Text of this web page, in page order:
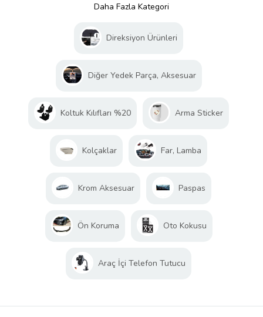
Daha Fazla Kategori
Direksiyon Ürünleri
Diğer Yedek Parça, Aksesuar
Koltuk Kılıfları %20 Arma Sticker
Kolçaklar Far, Lamba
Krom Aksesuar Paspas
Ön Koruma Oto Kokusu
Araç İçi Telefon Tutucu